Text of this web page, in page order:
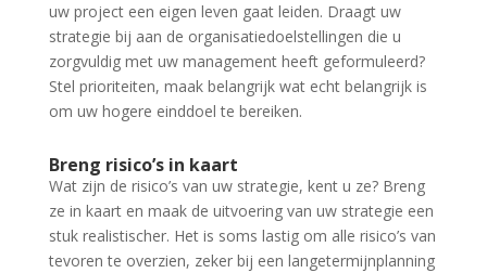
uw project een eigen leven gaat leiden. Draagt uw
strategie bij aan de organisatiedoelstellingen die u
zorgvuldig met uw management heeft geformuleerd?
Stel prioriteiten, maak belangrijk wat echt belangrijk is
om uw hogere einddoel te bereiken.
Breng risico’s in kaart
Wat zijn de risico’s van uw strategie, kent u ze? Breng
ze in kaart en maak de uitvoering van uw strategie een
stuk realistischer. Het is soms lastig om alle risico’s van
tevoren te overzien, zeker bij een langetermijnplanning